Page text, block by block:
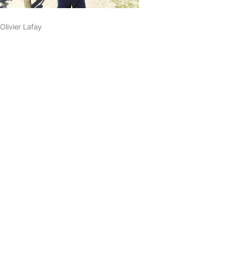
Olivier Lafay